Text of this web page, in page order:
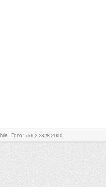
- Fono: +56 2 2828 2000